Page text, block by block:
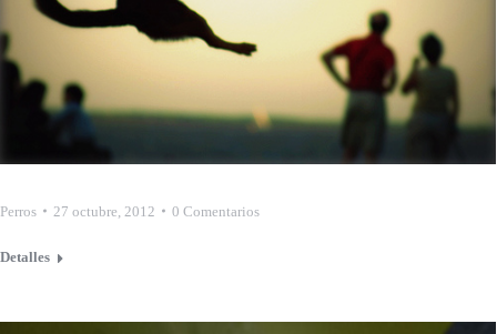
Perros 27 octubre, 2012 0 Comentarios
Detalles